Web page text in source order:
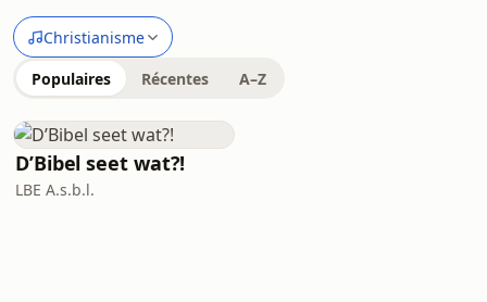
Christianisme
Populaires Récentes A–Z
D’Bibel seet wat?!
LBE A.s.b.l.